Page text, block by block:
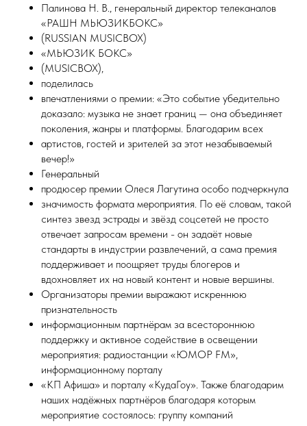
Палинова Н. В., генеральный директор телеканалов
«РАШН МЬЮЗИКБОКС»
(RUSSIAN MUSICBOX)
«МЬЮЗИК БОКС»
(MUSICBOX),
поделилась
впечатлениями о премии: «Это событие убедительно
доказало: музыка не знает границ — она объединяет
поколения, жанры и платформы. Благодарим всех
артистов, гостей и зрителей за этот незабываемый
вечер!»
Генеральный
продюсер премии Олеся Лагутина особо подчеркнула
значимость формата мероприятия. По её словам, такой
синтез звезд эстрады и звёзд соцсетей не просто
отвечает запросам времени - он задаёт новые
стандарты в индустрии развлечений, а сама премия
поддерживает и поощряет труды блогеров и
вдохновляет их на новый контент и новые вершины.
Организаторы премии выражают искреннюю
признательность
информационным партнёрам за всестороннюю
поддержку и активное содействие в освещении
мероприятия: радиостанции «ЮМОР FM»,
информационному порталу
«КП Афиша» и порталу «КудаГоу». Также благодарим
наших надёжных партнёров благодаря которым
мероприятие состоялось: группу компаний